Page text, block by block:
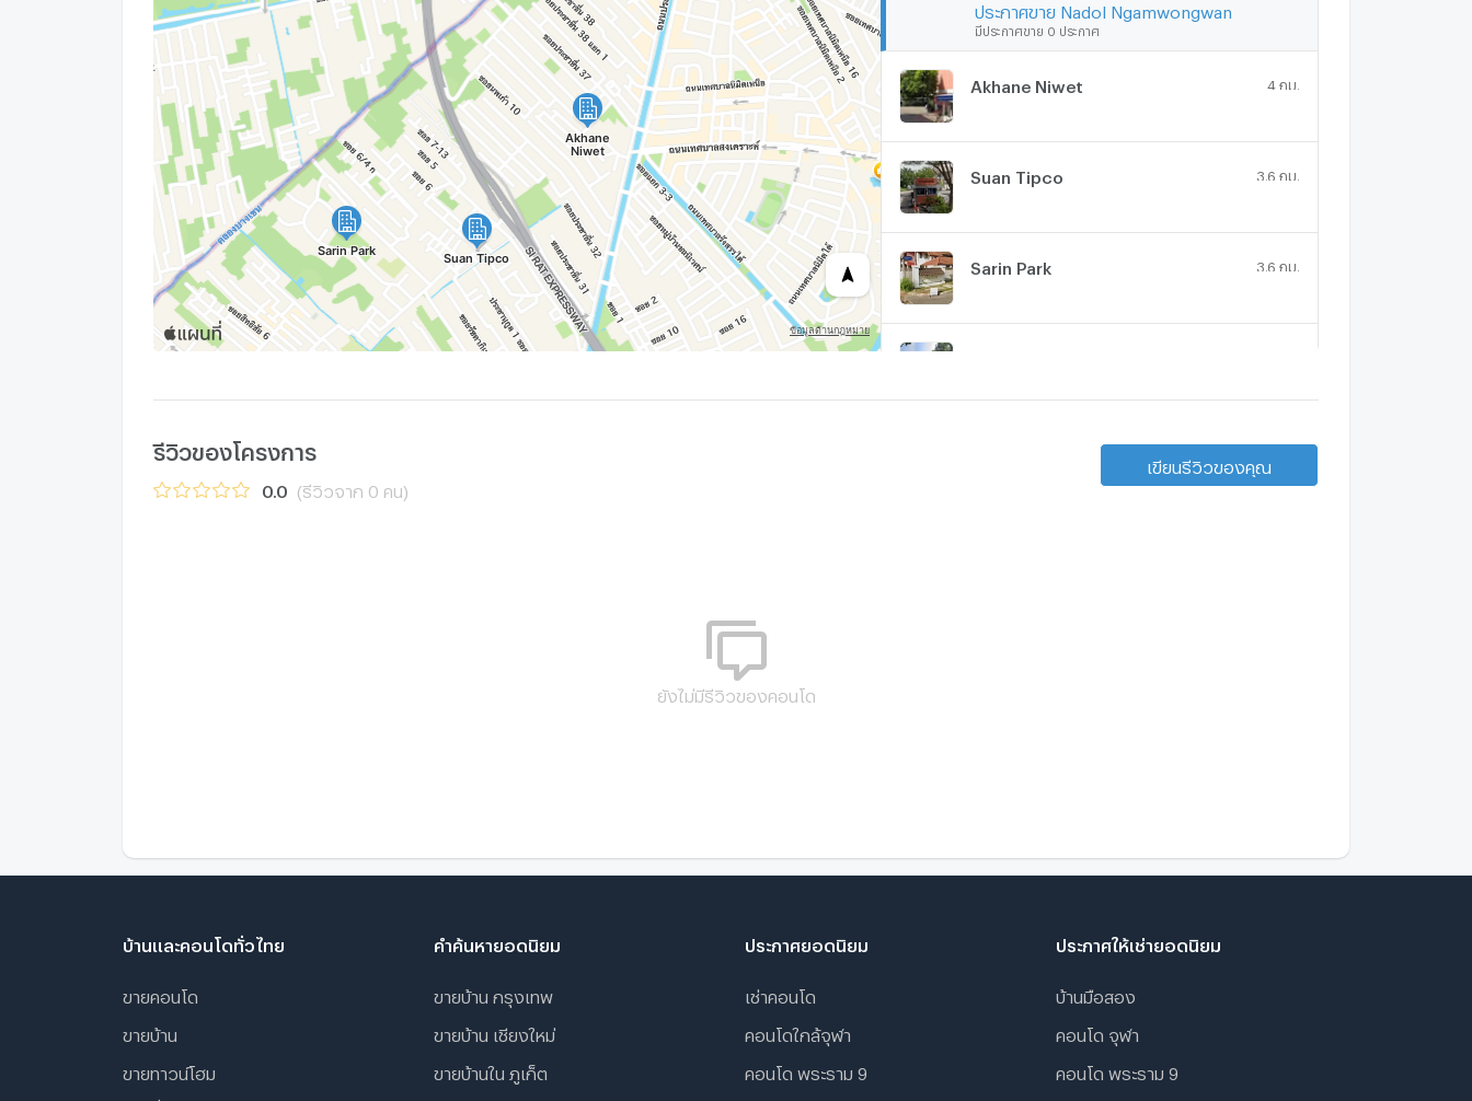
ประกาศขาย Nadol Ngamwongwan
มีประกาศขาย 0 ประกาศ
Akhane Niwet 4 กม.
Suan Tipco 3.6 กม.
Sarin Park 3.6 กม.
รีวิวของโครงการ
0.0 (รีวิวจาก 0 คน)
เขียนรีวิวของคุณ
ยังไม่มีรีวิวของคอนโด
บ้านและคอนโดทั่วไทย
ขายคอนโด
ขายบ้าน
ขายทาวน์โฮม
คำค้นหายอดนิยม
ขายบ้าน กรุงเทพ
ขายบ้าน เชียงใหม่
ขายบ้านใน ภูเก็ต
ประกาศยอดนิยม
เช่าคอนโด
คอนโดใกล้จุฬา
คอนโด พระราม 9
ประกาศให้เช่ายอดนิยม
บ้านมือสอง
คอนโด จุฬา
คอนโด พระราม 9